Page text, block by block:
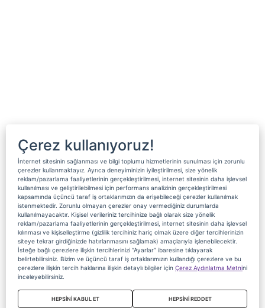
Çerez kullanıyoruz!
İnternet sitesinin sağlanması ve bilgi toplumu hizmetlerinin sunulması için zorunlu
çerezler kullanmaktayız. Ayrıca deneyiminizin iyileştirilmesi, size yönelik
reklam/pazarlama faaliyetlerinin gerçekleştirilmesi, internet sitesinin daha işlevsel
kullanılması ve geliştirilebilmesi için performans analizinin gerçekleştirilmesi
kapsamında üçüncü taraf iş ortaklarımızın da erişebileceği çerezler kullanılmak
istenmektedir. Zorunlu olmayan çerezler onay vermediğiniz durumlarda
kullanılmayacaktır. Kişisel verileriniz tercihinize bağlı olarak size yönelik
reklam/pazarlama faaliyetlerinin gerçekleştirilmesi, internet sitesinin daha işlevsel
kılınması ve kişiselleştirme (gizlilik tercihiniz hariç olmak üzere diğer tercihlerinizin
siteye tekrar girdiğinizde hatırlanmasını sağlamak) amaçlarıyla işlenebilecektir.
İsteğe bağlı çerezlere ilişkin tercihlerinizi “Ayarlar” ibaresine tıklayarak
belirtebilirsiniz. Bizim ve üçüncü taraf iş ortaklarımızın kullandığı çerezlere ve bu
çerezlere ilişkin tercih haklarına ilişkin detaylı bilgiler için Çerez Aydınlatma Metnini
inceleyebilirsiniz.
HEPSİNİ KABUL ET HEPSİNİ REDDET